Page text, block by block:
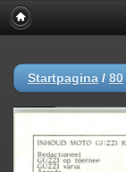
Startpagina / 80